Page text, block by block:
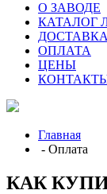
О ЗАВОДЕ
КАТАЛОГ
ДОСТАВКА
ОПЛАТА
ЦЕНЫ
Главная
- Оплата
КАК